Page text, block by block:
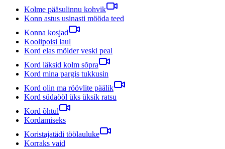
Kolme pääsulinnu kohvik
Konn astus usinasti mööda teed
Konna kosjad
Koolipoisi laul
Kord elas mölder veski peal
Kord läksid kolm sõpra
Kord mina pargis tukkusin
Kord olin ma röövlite päälik
Kord südaööl üks üksik ratsu
Kord õhtul
Kordamiseks
Koristajatädi töölauluke
Korraks vaid